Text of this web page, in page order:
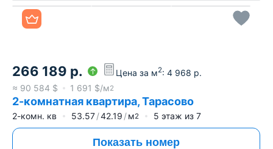
Все фото
266 189 р. Цена за м2: 4 968 р.
≈ 90 584 $ 1 691 $/м2
2-комнатная квартира, Тарасово
2-комн. кв 53.57 42.19 м2 5 этаж из 7
Показать номер